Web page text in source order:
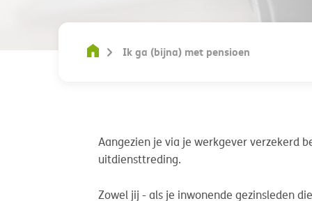
Ik ga (bijna) met pensioen
Aangezien je via je werkgever verzekerd
uitdiensttreding.
Zowel jij - als je inwonende gezinsleden